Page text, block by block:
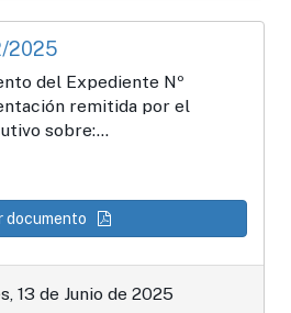
2025
del Expediente Nº
remitida por el
sobre:...
documento
13 de Junio de 2025